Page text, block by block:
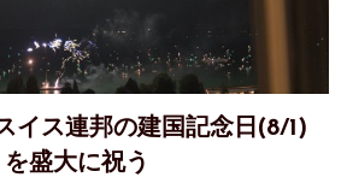
イス連邦の建国記念日(8/1)
を盛大に祝う